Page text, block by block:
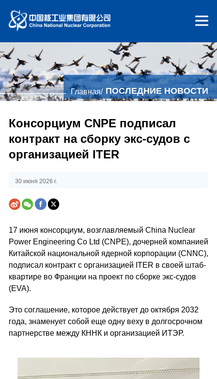
Главная/ ПОСЛЕДНИЕ НОВОСТИ
Консорциум CNPE подписал
контракт на сборку экс-судов с
организацией ITER
30 июня 2026 г.
17 июня консорциум, возглавляемый China Nuclear
Power Engineering Co Ltd (CNPE), дочерней компанией
Китайской национальной ядерной корпорации (CNNC),
подписал контракт с организацией ITER в своей штаб-
квартире во Франции на проект по сборке экс-судов
(EVA).
Это соглашение, которое действует до октября 2032
года, знаменует собой еще одну веху в долгосрочном
партнерстве между КННК и организацией ИТЭР.